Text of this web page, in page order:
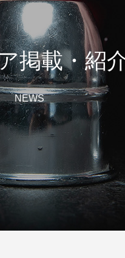
掲載・紹
NEWS